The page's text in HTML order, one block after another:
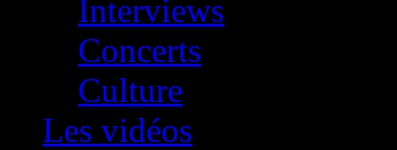
Interviews
Concerts
Culture
Les vidéos